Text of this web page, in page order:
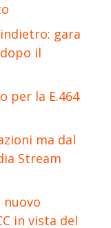
gara
il
per la E.464
ma dal
Stream
in vista del